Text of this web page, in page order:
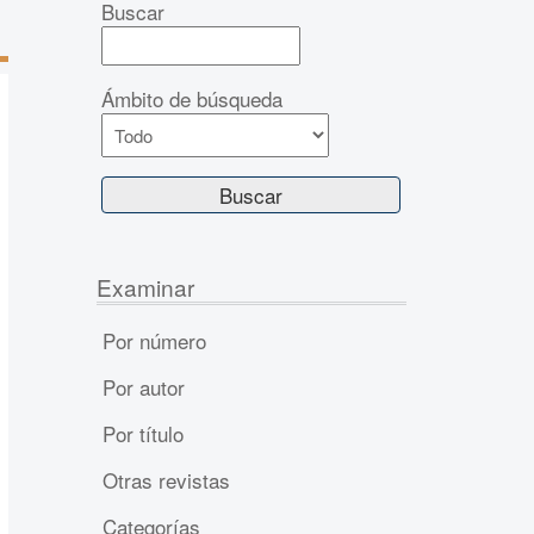
Buscar
Ámbito de búsqueda
Examinar
Por número
Por autor
Por título
Otras revistas
Categorías